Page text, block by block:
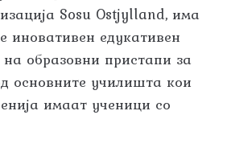
Sosu Ostjylland, има
иновативен едукативен
образовни пристапи за
основните училишта кои
имаат ученици со